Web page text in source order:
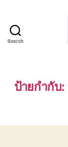
Search
ป้ายกำกับ: